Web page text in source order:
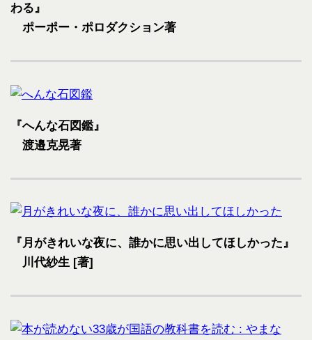
わる』
ポーポー・ポロダクション著
『へんな石図鑑』
渡邉克晃著
『月がきれいな夜に、誰かに思い出してほしかった』
川代紗生 [著]